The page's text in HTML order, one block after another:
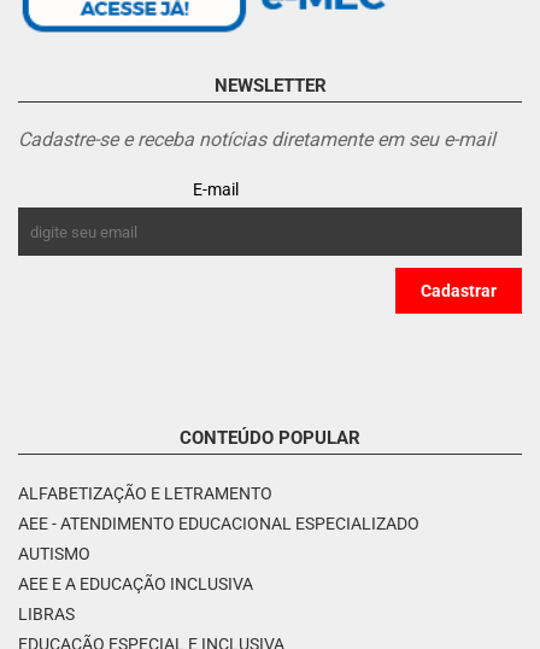
NEWSLETTER
Cadastre-se e receba notícias diretamente em seu e-mail
E-mail
CONTEÚDO POPULAR
ALFABETIZAÇÃO E LETRAMENTO
AEE - ATENDIMENTO EDUCACIONAL ESPECIALIZADO
AUTISMO
AEE E A EDUCAÇÃO INCLUSIVA
LIBRAS
EDUCAÇÃO ESPECIAL E INCLUSIVA